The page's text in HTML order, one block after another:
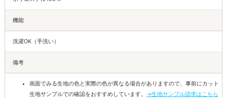
機能
洗濯OK（手洗い）
備考
画面でみる生地の色と実際の色が異なる場合がありますので、事前にカット
生地サンプルでの確認をおすすめしています。 →生地サンプル請求はこちら